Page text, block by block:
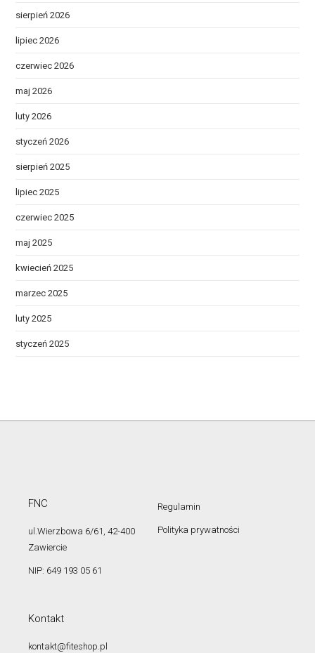
sierpień 2026
lipiec 2026
czerwiec 2026
maj 2026
luty 2026
styczeń 2026
sierpień 2025
lipiec 2025
czerwiec 2025
maj 2025
kwiecień 2025
marzec 2025
luty 2025
styczeń 2025
FNC
ul.Wierzbowa 6/61, 42-400
Zawiercie
NIP: 649 193 05 61
Regulamin
Polityka prywatności
Kontakt
kontakt@fiteshop.pl